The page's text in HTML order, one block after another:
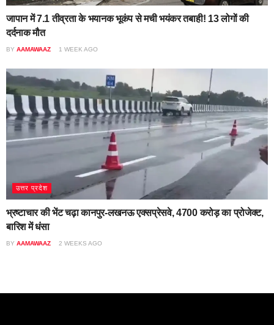
जापान में 7.1 तीव्रता के भयानक भूकंप से मची भयंकर तबाही! 13 लोगों की
दर्दनाक मौत
BY AAMAWAAZ 1 WEEK AGO
उत्तर प्रदेश
भ्रष्टाचार की भेंट चढ़ा कानपुर-लखनऊ एक्सप्रेसवे, 4700 करोड़ का प्रोजेक्ट,
बारिश में धंसा
BY AAMAWAAZ 2 WEEKS AGO